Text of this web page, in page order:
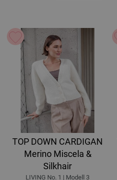
TOP DOWN CARDIGAN
Merino Miscela &
Silkhair
LIVING No. 1 | Modell 3